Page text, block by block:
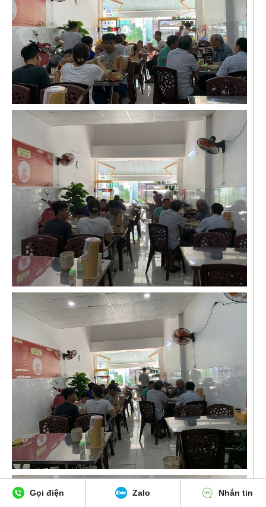
Gọi điện Zalo Nhắn tin